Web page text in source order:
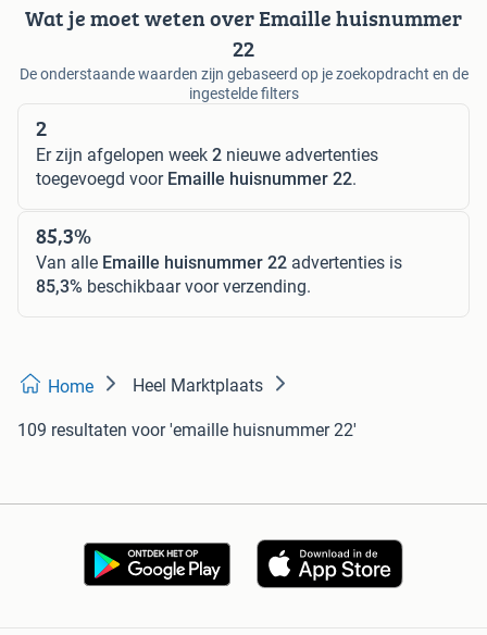
Wat je moet weten over Emaille huisnummer
22
De onderstaande waarden zijn gebaseerd op je zoekopdracht en de
ingestelde filters
2
Er zijn afgelopen week 2 nieuwe advertenties
toegevoegd voor Emaille huisnummer 22.
85,3%
Van alle Emaille huisnummer 22 advertenties is
85,3% beschikbaar voor verzending.
Home Heel Marktplaats
109 resultaten voor 'emaille huisnummer 22'